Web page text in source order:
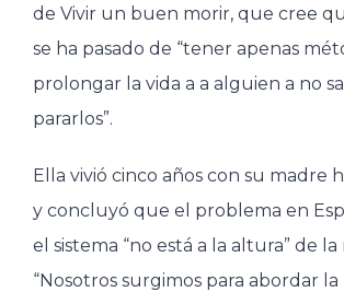
de Vivir un buen morir, que cree
se ha pasado de “tener apenas
prolongar la vida a a alguien a no
pararlos”.
Ella vivió cinco años con su madre
y concluyó que el problema en
el sistema “no está a la altura” de
“Nosotros surgimos para abordar